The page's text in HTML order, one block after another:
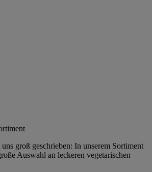
groß geschrieben: In unserem Sortiment
Auswahl an leckeren vegetarischen